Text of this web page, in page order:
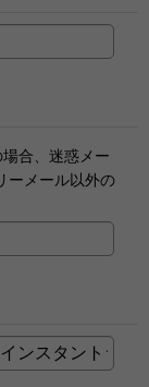
合、迷惑メー
ーメール以外の